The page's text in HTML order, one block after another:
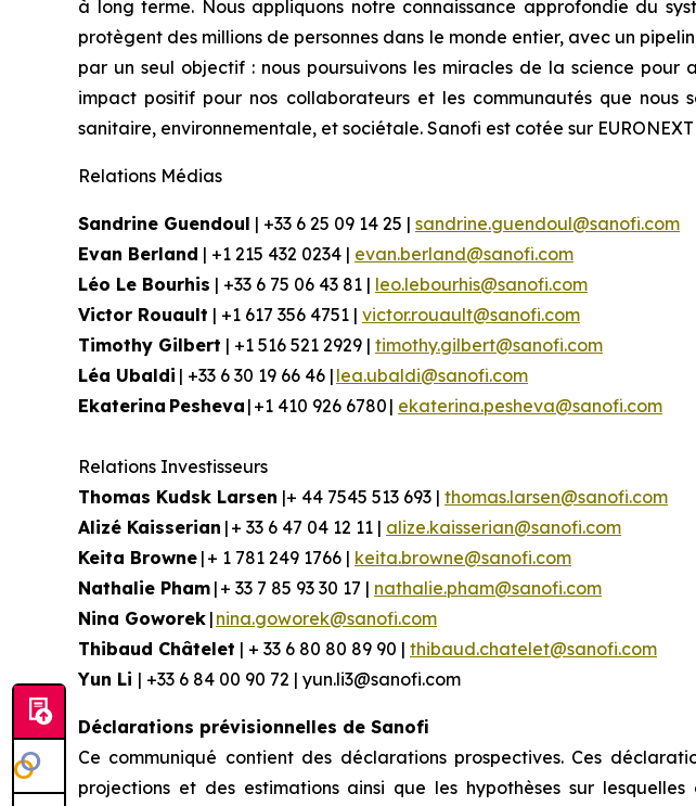
à long terme. Nous appliquons notre connaissance approfondie du
protègent des millions de personnes dans le monde entier, avec un
par un seul objectif : nous poursuivons les miracles de la science
impact positif pour nos collaborateurs et les communautés que
sanitaire, environnementale, et sociétale. Sanofi est cotée sur EURONEXT
Relations Médias
Sandrine Guendoul | +33 6 25 09 14 25 | sandrine.guendoul@sanofi.com
Evan Berland | +1 215 432 0234 | evan.berland@sanofi.com
Léo Le Bourhis | +33 6 75 06 43 81 | leo.lebourhis@sanofi.com
Victor Rouault | +1 617 356 4751 | victor.rouault@sanofi.com
Timothy Gilbert | +1 516 521 2929 | timothy.gilbert@sanofi.com
Léa Ubaldi | +33 6 30 19 66 46 | lea.ubaldi@sanofi.com
Ekaterina Pesheva | +1 410 926 6780 | ekaterina.pesheva@sanofi.com
Relations Investisseurs
Thomas Kudsk Larsen |+ 44 7545 513 693 | thomas.larsen@sanofi.com
Alizé Kaisserian | + 33 6 47 04 12 11 | alize.kaisserian@sanofi.com
Keita Browne | + 1 781 249 1766 | keita.browne@sanofi.com
Nathalie Pham | + 33 7 85 93 30 17 | nathalie.pham@sanofi.com
Nina Goworek | nina.goworek@sanofi.com
Thibaud Châtelet | + 33 6 80 80 89 90 | thibaud.chatelet@sanofi.com
Yun Li | +33 6 84 00 90 72 | yun.li3@sanofi.com
Déclarations prévisionnelles de Sanofi
Ce communiqué contient des déclarations prospectives. Ces
projections et des estimations ainsi que les hypothèses sur